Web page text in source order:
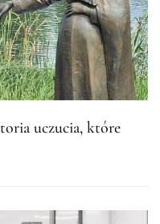
uczucia, które